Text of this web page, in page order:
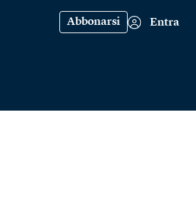
Abbonarsi Entra